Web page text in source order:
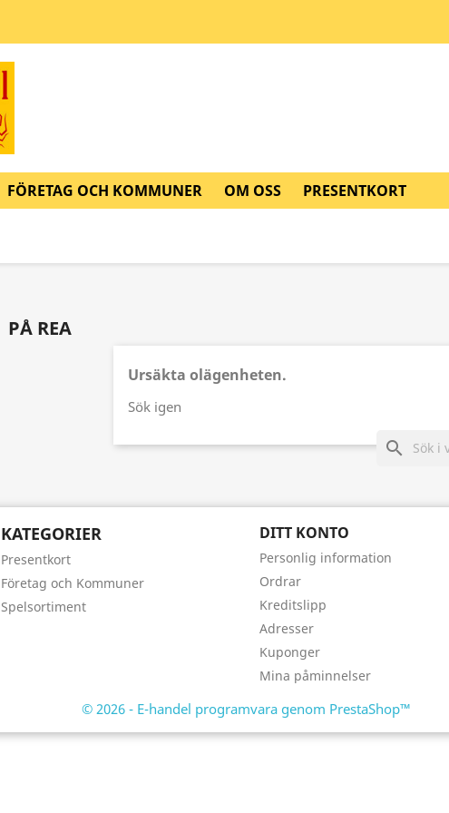
FÖRETAG OCH KOMMUNER OM OSS PRESENTKORT
PÅ REA
Ursäkta olägenheten.
Sök igen
search
KATEGORIER
Presentkort
Företag och Kommuner
Spelsortiment
DITT KONTO
Personlig information
Ordrar
Kreditslipp
Adresser
Kuponger
Mina påminnelser
© 2026 - E-handel programvara genom PrestaShop™